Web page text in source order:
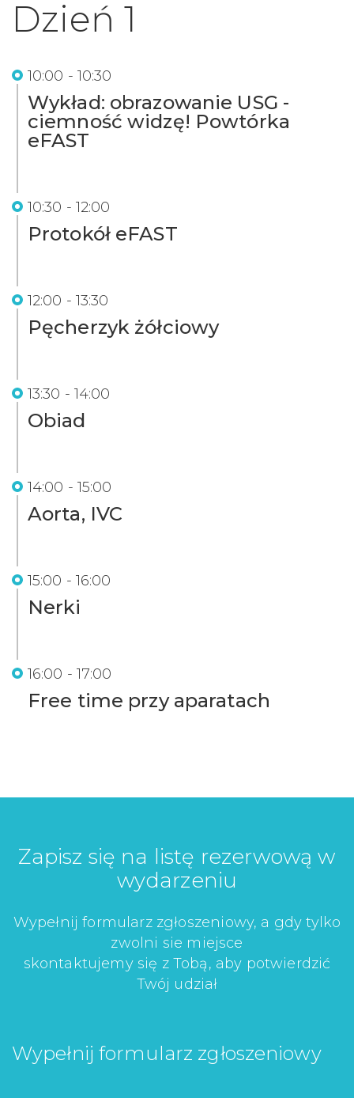
Dzień 1
10:00 - 10:30
Wykład: obrazowanie USG -
ciemność widzę! Powtórka
eFAST
10:30 - 12:00
Protokół eFAST
12:00 - 13:30
Pęcherzyk żółciowy
13:30 - 14:00
Obiad
14:00 - 15:00
Aorta, IVC
15:00 - 16:00
Nerki
16:00 - 17:00
Free time przy aparatach
Zapisz się na listę rezerwową w
wydarzeniu
Wypełnij formularz zgłoszeniowy, a gdy tylko
zwolni sie miejsce
skontaktujemy się z Tobą, aby potwierdzić
Twój udział
Wypełnij formularz zgłoszeniowy